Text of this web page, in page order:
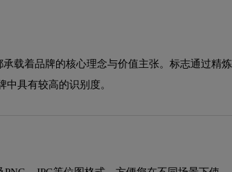
载着品牌的核心理念与价值主张。标志通过精炼
具有较高的识别度。